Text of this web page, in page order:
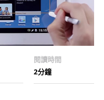
閱讀時間
2分鐘